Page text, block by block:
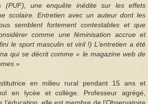
(PUF), une enquête inédite sur les effets
scolaire. Entretien avec un auteur dont les
semblent fortement contestables et que
comme une féminisation accrue et
le sport masculin et viril !) L'entretien a été
qui se décrit comme « le magazine web de
»
en milieu rural pendant 15 ans et
en lycée et collège. Professeur agrégé,